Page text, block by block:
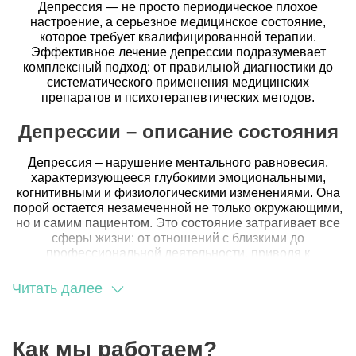
Депрессия — не просто периодическое плохое
настроение, а серьезное медицинское состояние,
которое требует квалифицированной терапии.
Эффективное лечение депрессии подразумевает
комплексный подход: от правильной диагностики до
систематического применения медицинских
препаратов и психотерапевтических методов.
Депрессии – описание состояния
Депрессия – нарушение ментального равновесия,
характеризующееся глубокими эмоциональными,
когнитивными и физиологическими изменениями. Она
порой остается незамеченной не только окружающими,
но и самим пациентом. Это состояние затрагивает все
сферы жизни: от отношений с близкими до
профессиональной деятельности, приводя к
Исследования указывают на существенное влияние
депрессии на физиологические процессы в организме,
Читать далее
Как мы работаем?